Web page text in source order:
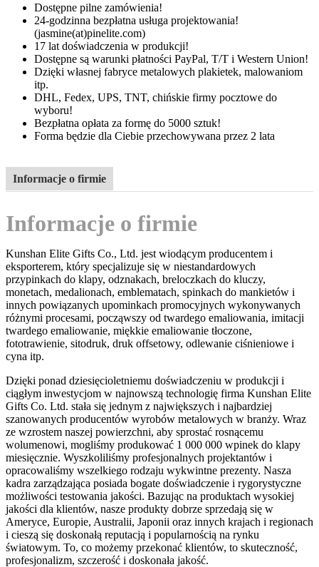
Dostępne pilne zamówienia!
24-godzinna bezpłatna usługa projektowania!
(jasmine(at)pinelite.com)
17 lat doświadczenia w produkcji!
Dostępne są warunki płatności PayPal, T/T i Western Union!
Dzięki własnej fabryce metalowych plakietek, malowaniom
itp.
DHL, Fedex, UPS, TNT, chińskie firmy pocztowe do
wyboru!
Bezpłatna opłata za formę do 5000 sztuk!
Forma będzie dla Ciebie przechowywana przez 2 lata
Informacje o firmie
Informacje o firmie
Kunshan Elite Gifts Co., Ltd. jest wiodącym producentem i
eksporterem, który specjalizuje się w niestandardowych
przypinkach do klapy, odznakach, breloczkach do kluczy,
monetach, medalionach, emblematach, spinkach do mankietów i
innych powiązanych upominkach promocyjnych wykonywanych
różnymi procesami, począwszy od twardego emaliowania, imitacji
twardego emaliowanie, miękkie emaliowanie tłoczone,
fototrawienie, sitodruk, druk offsetowy, odlewanie ciśnieniowe i
cyna itp.
Dzięki ponad dziesięcioletniemu doświadczeniu w produkcji i
ciągłym inwestycjom w najnowszą technologię firma Kunshan Elite
Gifts Co. Ltd. stała się jednym z największych i najbardziej
szanowanych producentów wyrobów metalowych w branży. Wraz
ze wzrostem naszej powierzchni, aby sprostać rosnącemu
wolumenowi, mogliśmy produkować 1 000 000 wpinek do klapy
miesięcznie. Wyszkoliliśmy profesjonalnych projektantów i
opracowaliśmy wszelkiego rodzaju wykwintne prezenty. Nasza
kadra zarządzająca posiada bogate doświadczenie i rygorystyczne
możliwości testowania jakości. Bazując na produktach wysokiej
jakości dla klientów, nasze produkty dobrze sprzedają się w
Ameryce, Europie, Australii, Japonii oraz innych krajach i regionach
i cieszą się doskonałą reputacją i popularnością na rynku
światowym. To, co możemy przekonać klientów, to skuteczność,
profesjonalizm, szczerość i doskonała jakość.